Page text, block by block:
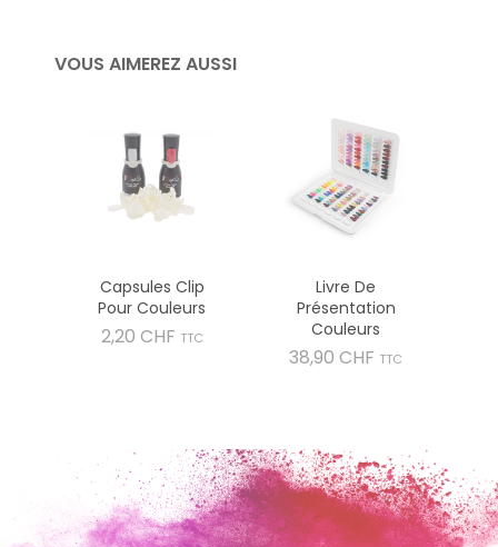
VOUS AIMEREZ AUSSI
Capsules Clip
Pour Couleurs
2,20 CHF Prix
TTC
Livre De
Présentation
Couleurs
38,90 CHF Prix
TTC